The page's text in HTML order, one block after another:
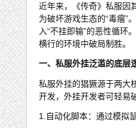
近年来，《传奇》私服因
为破坏游戏生态的“毒瘤”
入“不挂即输”的恶性循环
横行的环境中破局制胜。
一、私服外挂泛滥的底层
私服外挂的猖獗源于两大
开发，外挂开发者可轻易
1.自动化脚本：通过模拟